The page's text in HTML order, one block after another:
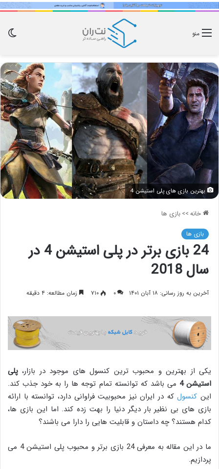
منو
بهترین بازی های پلی استیشن 4
خانه>>بازی ها
بازی ها
24 بازی برتر در پلی استیشن 4 در
سال 2018
آخرین به روز رسانی: ۱۸ آبان ۱۴۰۱ ۰ ۷۱۰ زمان مطالعه: ۴ دقیقه
یکی از بهترین و محبوب ترین کنسول های موجود در بازار، پلی
استیشن 4
می باشد که توانسته تمام توجه ها را به خود جذب کند.
این کنسولکه در ایران نیز محبوبیت فراوانی دارد، توانسته با ارائه
بازی های بی نظیر بار دیگر دنیا را بهت زده کند. اما این بازی ها،
کدام هستند؟ چه داستان و قابلیت هایی را دارا می باشند؟
ما در این مقاله به معرفی 24 بازی برتر و محبوب پلی استیشن 4 می
پردازیم.